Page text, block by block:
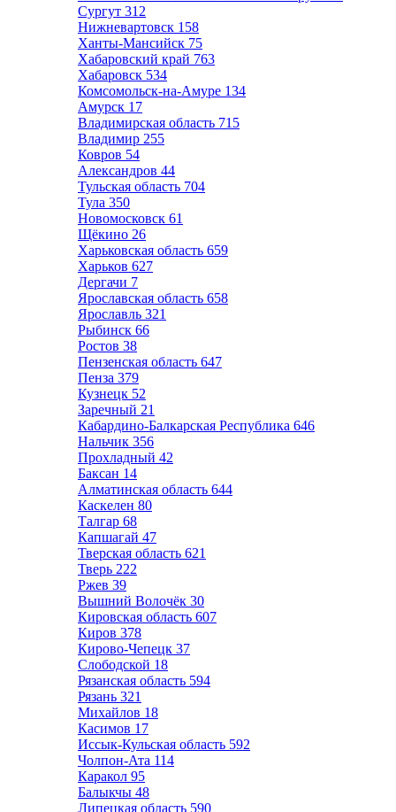
Сургут 312
Нижневартовск 158
Ханты-Мансийск 75
Хабаровский край 763
Хабаровск 534
Комсомольск-на-Амуре 134
Амурск 17
Владимирская область 715
Владимир 255
Ковров 54
Александров 44
Тульская область 704
Тула 350
Новомосковск 61
Щёкино 26
Харьковская область 659
Харьков 627
Дергачи 7
Ярославская область 658
Ярославль 321
Рыбинск 66
Ростов 38
Пензенская область 647
Пенза 379
Кузнецк 52
Заречный 21
Кабардино-Балкарская Республика 646
Нальчик 356
Прохладный 42
Баксан 14
Алматинская область 644
Каскелен 80
Талгар 68
Капшагай 47
Тверская область 621
Тверь 222
Ржев 39
Вышний Волочёк 30
Кировская область 607
Киров 378
Кирово-Чепецк 37
Слободской 18
Рязанская область 594
Рязань 321
Михайлов 18
Касимов 17
Иссык-Кульская область 592
Чолпон-Ата 114
Каракол 95
Балыкчы 48
Липецкая область 590